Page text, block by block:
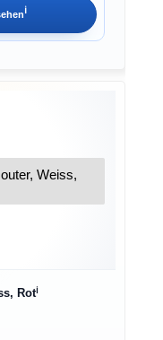
ℹ︎
Rotℹ︎